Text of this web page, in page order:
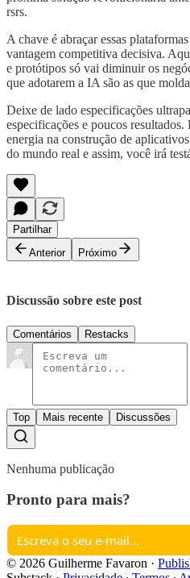
rsrs.
A chave é abraçar essas
vantagem competitiva decisiva.
e protótipos só vai diminuir os
que adotarem a IA são as que
Deixe de lado especificações
especificações e poucos
energia na construção de
do mundo real e assim, você irá
Partilhar
Anterior
Próximo
Discussão sobre este post
Comentários Restacks
Top Mais recente Discussões
Nenhuma publicação
Pronto para mais?
© 2026 Guilherme Favaron ·